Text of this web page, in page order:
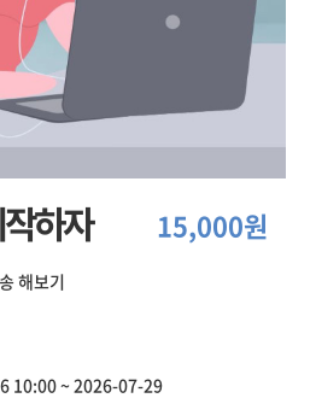
하자 15,000원
해보기
~ 2026-07-29